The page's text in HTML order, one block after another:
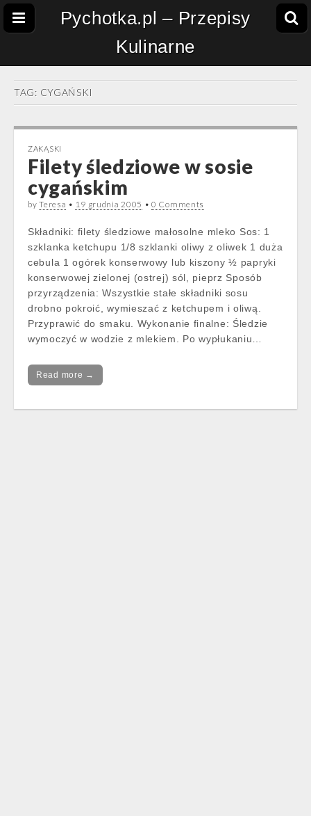
Pychotka.pl – Przepisy
Kulinarne
TAG: CYGAŃSKI
ZAKĄSKI
Filety śledziowe w sosie
cygańskim
byTeresa • 19 grudnia 2005 •0 Comments
Składniki: filety śledziowe małosolne mleko Sos: 1
szklanka ketchupu 1/8 szklanki oliwy z oliwek 1 duża
cebula 1 ogórek konserwowy lub kiszony ½ papryki
konserwowej zielonej (ostrej) sól, pieprz Sposób
przyrządzenia: Wszystkie stałe składniki sosu
drobno pokroić, wymieszać z ketchupem i oliwą.
Przyprawić do smaku. Wykonanie finalne: Śledzie
wymoczyć w wodzie z mlekiem. Po wypłukaniu…
Read more →